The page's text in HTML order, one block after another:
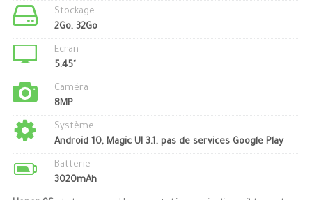
Stockage
2Go, 32Go
Ecran
5.45"
Caméra
8MP
Système
Android 10, Magic UI 3.1, pas de services Google Play
Batterie
3020mAh